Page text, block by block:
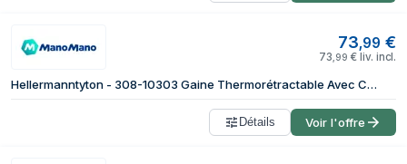
73,99 €
73 99 € liv. incl.
Hellermanntyton - 308-10303 Gaine Thermorétractable Avec Colle Transparent 3 Mm 1 Mm Taux De Retreint:3:1 10 M S14100
Détails Voir l'offre